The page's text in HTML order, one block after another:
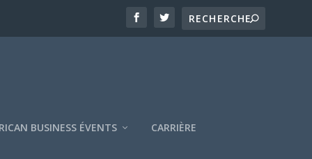
BUSINESS ÉVENTS CARRIÈRE